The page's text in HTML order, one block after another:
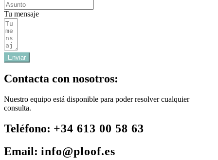
Tu mensaje
Enviar
Contacta con nosotros:
Nuestro equipo está disponible para poder resolver cualquier
consulta.
Teléfono: +34 613 00 58 63
Email: info@ploof.es